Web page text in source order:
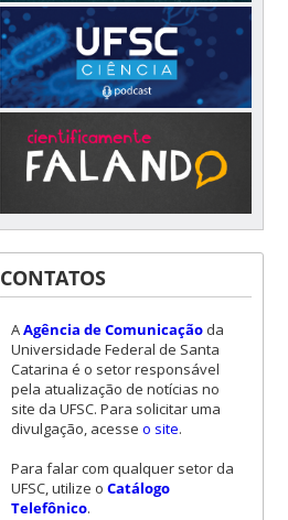
CONTATOS
AAgência de Comunicaçãoda
Universidade Federal de Santa
Catarina é o setor responsável
pela atualização de notícias no
site da UFSC. Para solicitar uma
divulgação, acesse o site.
Para falar com qualquer setor da
UFSC, utilize o Catálogo
Telefônico.